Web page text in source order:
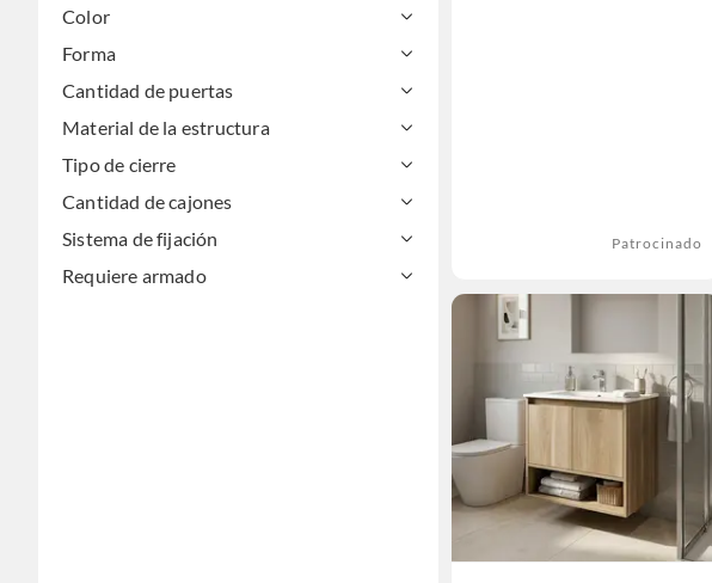
Color
Forma
Cantidad de puertas
Material de la estructura
Tipo de cierre
Cantidad de cajones
Sistema de fijación
Requiere armado
Patrocinado